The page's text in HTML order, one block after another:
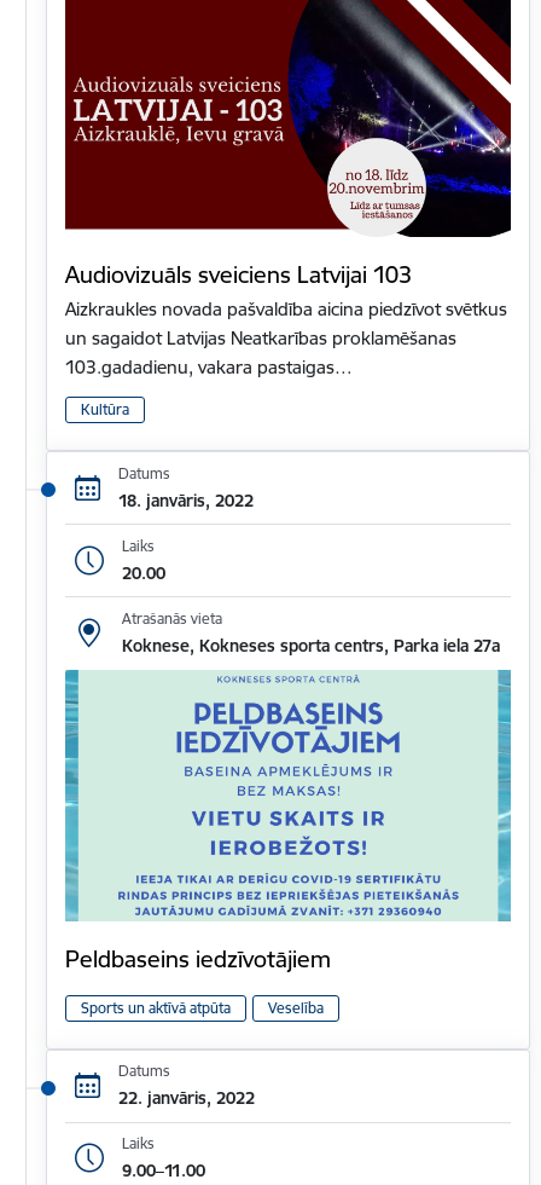
Audiovizuāls sveiciens Latvijai 103
Aizkraukles novada pašvaldība aicina piedzīvot svētkus
un sagaidot Latvijas Neatkarības proklamēšanas
103.gadadienu, vakara pastaigas…
Kultūra
Datums
18. janvāris, 2022
Laiks
20.00
Atrašanās vieta
Koknese, Kokneses sporta centrs, Parka iela 27a
Peldbaseins iedzīvotājiem
Sports un aktīvā atpūta Veselība
Datums
22. janvāris, 2022
Laiks
9.00–11.00